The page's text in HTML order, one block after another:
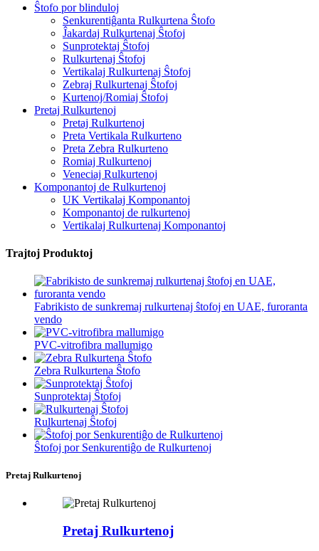
Ŝtofo por blinduloj
Senkurentiĝanta Rulkurtena Ŝtofo
Ĵakardaj Rulkurtenaj Ŝtofoj
Sunprotektaj Ŝtofoj
Rulkurtenaj Ŝtofoj
Vertikalaj Rulkurtenaj Ŝtofoj
Zebraj Rulkurtenaj Ŝtofoj
Kurtenoj/Romiaj Ŝtofoj
Pretaj Rulkurtenoj
Pretaj Rulkurtenoj
Preta Vertikala Rulkurteno
Preta Zebra Rulkurteno
Romiaj Rulkurtenoj
Veneciaj Rulkurtenoj
Komponantoj de Rulkurtenoj
UK Vertikalaj Komponantoj
Komponantoj de rulkurtenoj
Vertikalaj Rulkurtenaj Komponantoj
Trajtoj Produktoj
Fabrikisto de sunkremaj rulkurtenaj ŝtofoj en UAE, furoranta
vendo
PVC-vitrofibra mallumigo
Zebra Rulkurtena Ŝtofo
Sunprotektaj Ŝtofoj
Rulkurtenaj Ŝtofoj
Ŝtofoj por Senkurentiĝo de Rulkurtenoj
Pretaj Rulkurtenoj
Pretaj Rulkurtenoj